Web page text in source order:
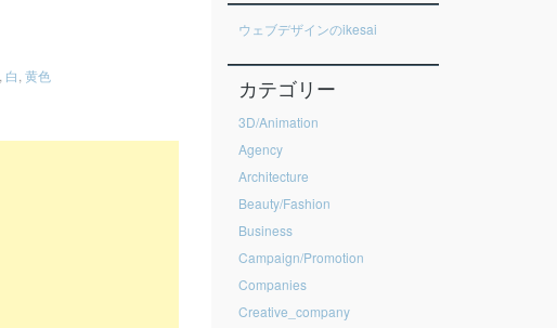
ウェブデザインのikesai
カテゴリー
3D/Animation
Agency
Architecture
Beauty/Fashion
Business
Campaign/Promotion
Companies
Creative_company
白 黄色